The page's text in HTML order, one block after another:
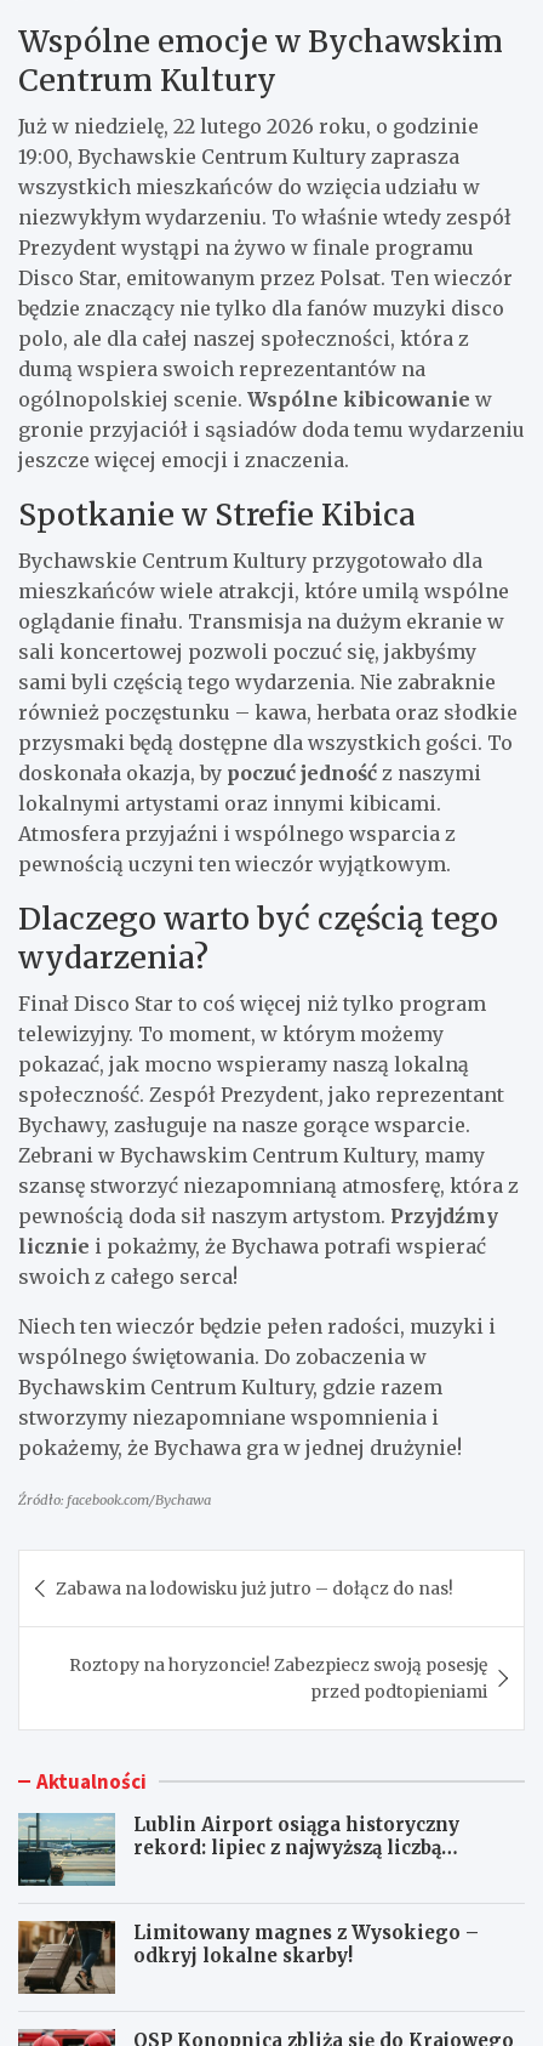
Wspólne emocje w Bychawskim
Centrum Kultury
Już w niedzielę, 22 lutego 2026 roku, o godzinie
19:00, Bychawskie Centrum Kultury zaprasza
wszystkich mieszkańców do wzięcia udziału w
niezwykłym wydarzeniu. To właśnie wtedy zespół
Prezydent wystąpi na żywo w finale programu
Disco Star, emitowanym przez Polsat. Ten wieczór
będzie znaczący nie tylko dla fanów muzyki disco
polo, ale dla całej naszej społeczności, która z
dumą wspiera swoich reprezentantów na
ogólnopolskiej scenie. Wspólne kibicowanie w
gronie przyjaciół i sąsiadów doda temu wydarzeniu
jeszcze więcej emocji i znaczenia.
Spotkanie w Strefie Kibica
Bychawskie Centrum Kultury przygotowało dla
mieszkańców wiele atrakcji, które umilą wspólne
oglądanie finału. Transmisja na dużym ekranie w
sali koncertowej pozwoli poczuć się, jakbyśmy
sami byli częścią tego wydarzenia. Nie zabraknie
również poczęstunku – kawa, herbata oraz słodkie
przysmaki będą dostępne dla wszystkich gości. To
doskonała okazja, by poczuć jedność z naszymi
lokalnymi artystami oraz innymi kibicami.
Atmosfera przyjaźni i wspólnego wsparcia z
pewnością uczyni ten wieczór wyjątkowym.
Dlaczego warto być częścią tego
wydarzenia?
Finał Disco Star to coś więcej niż tylko program
telewizyjny. To moment, w którym możemy
pokazać, jak mocno wspieramy naszą lokalną
społeczność. Zespół Prezydent, jako reprezentant
Bychawy, zasługuje na nasze gorące wsparcie.
Zebrani w Bychawskim Centrum Kultury, mamy
szansę stworzyć niezapomnianą atmosferę, która z
pewnością doda sił naszym artystom. Przyjdźmy
licznie i pokażmy, że Bychawa potrafi wspierać
swoich z całego serca!
Niech ten wieczór będzie pełen radości, muzyki i
wspólnego świętowania. Do zobaczenia w
Bychawskim Centrum Kultury, gdzie razem
stworzymy niezapomniane wspomnienia i
pokażemy, że Bychawa gra w jednej drużynie!
Źródło: facebook.com/Bychawa
wpisu
Zabawa na lodowisku już jutro – dołącz do nas!
Roztopy na horyzoncie! Zabezpiecz swoją posesję
przed podtopieniami
Aktualności
Lublin Airport osiąga historyczny
rekord: lipiec z najwyższą liczbą
Limitowany magnes z Wysokiego –
odkryj lokalne skarby!
OSP Konopnica zbliża się do Krajowego